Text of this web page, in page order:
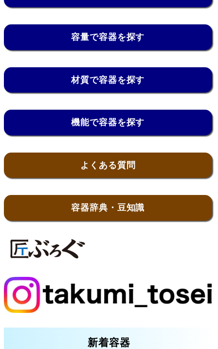
容量で容器を探す
材質で容器を探す
機能で容器を探す
よくある質問
容器辞典・豆知識
新着容器